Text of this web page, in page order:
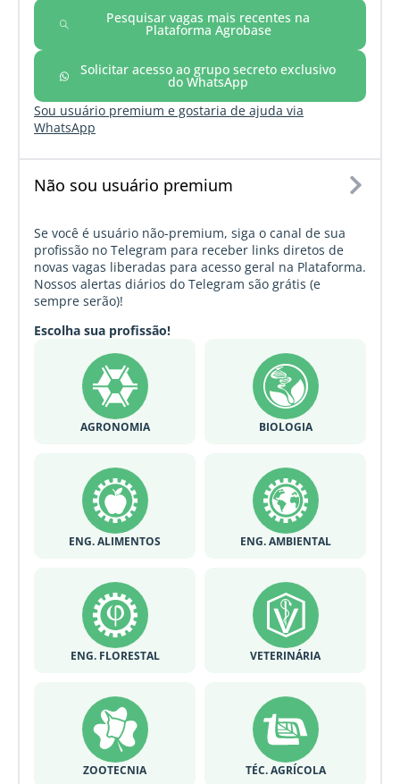
Pesquisar vagas mais recentes na
Plataforma Agrobase
Solicitar acesso ao grupo secreto exclusivo
do WhatsApp
Sou usuário premium e gostaria de ajuda via
WhatsApp
Não sou usuário premium
Se você é usuário não-premium, siga o canal de sua
profissão no Telegram para receber links diretos de
novas vagas liberadas para acesso geral na Plataforma.
Nossos alertas diários do Telegram são grátis (e
sempre serão)!
Escolha sua profissão!
AGRONOMIA BIOLOGIA
ENG. ALIMENTOS ENG. AMBIENTAL
ENG. FLORESTAL VETERINÁRIA
ZOOTECNIA TÉC. AGRÍCOLA